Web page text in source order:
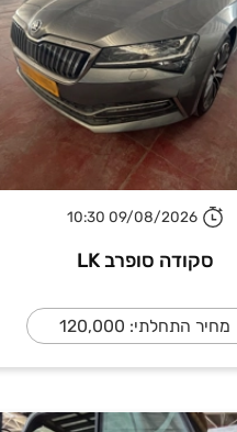
09/08/2026 10:30
סקודה סופרב LK
מחיר התחלתי: 120,000